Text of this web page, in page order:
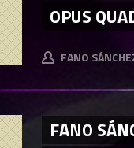
OPUS
FANO
FANO